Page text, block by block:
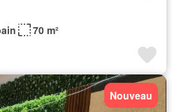
70 m²
Nouveau